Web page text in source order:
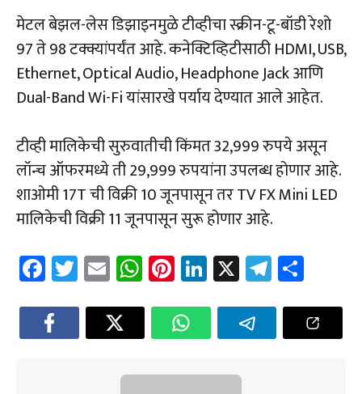
मेटल बेझल-लेस डिझाइनमुळे टीव्हीचा स्क्रीन-टू-बॉडी रेशो
97 ते 98 टक्क्यांपर्यंत आहे. कनेक्टिव्हिटीसाठी HDMI, USB,
Ethernet, Optical Audio, Headphone Jack आणि
Dual-Band Wi-Fi यांसारखे पर्याय देण्यात आले आहेत.
टीव्ही मालिकेची सुरुवातीची किंमत 32,999 रुपये असून
लॉन्च ऑफरमध्ये ती 29,999 रुपयांना उपलब्ध होणार आहे.
शाओमी 17T ची विक्री 10 जूनपासून तर TV FX Mini LED
मालिकेची विक्री 11 जूनपासून सुरू होणार आहे.
Fa
ce
b
o
T
wi
tt
er
E
m
ail
W
h
at
sA
p
Pi
nt
er
es
t
Li
nk
e
dI
n
X Te
le
gr
a
e